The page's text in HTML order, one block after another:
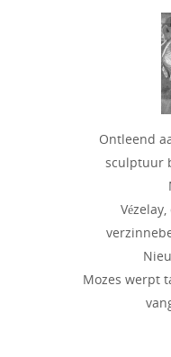
Ontleend
sculptuur
Mozes werpt